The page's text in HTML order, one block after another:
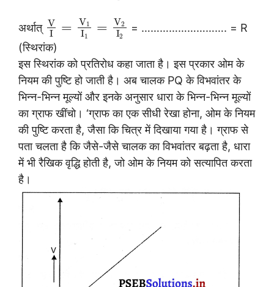
अर्थात् V
I
= V1
I1
= V2
I2
= ………………………. = R
(स्थिरांक)
इस स्थिरांक को प्रतिरोध कहा जाता है। इस प्रकार ओम के
नियम की पुष्टि हो जाती है। अब चालक PQ के विभवांतर के
भिन्न-भिन्न मूल्यों और इनके अनुसार धारा के भिन्न-भिन्न मूल्यों
का ग्राफ खींचो। ‘ग्राफ का एक सीधी रेखा होना, ओम के नियम
की पुष्टि करता है, जैसा कि चित्र में दिखाया गया है। ग्राफ से
पता चलता है कि जैसे-जैसे चालक का विभवांतर बढ़ता है, धारा
में भी रैखिक वृद्धि होती है, जो ओम के नियम को सत्यापित करता
है।